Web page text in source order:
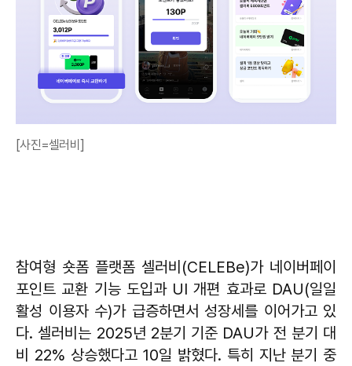
[사진=셀러비]
참여형 숏폼 플랫폼 셀러비(CELEBe)가 네이버페이
포인트 교환 기능 도입과 UI 개편 효과로 DAU(일일
활성 이용자 수)가 급증하면서 성장세를 이어가고 있
다. 셀러비는 2025년 2분기 기준 DAU가 전 분기 대
비 22% 상승했다고 10일 밝혔다. 특히 지난 분기 중